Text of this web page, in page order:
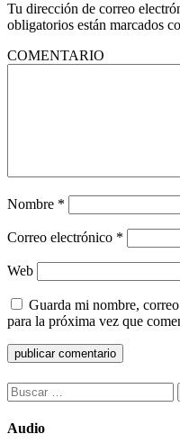
Tu dirección de correo
obligatorios están marcados
COMENTARIO
Nombre *
Correo electrónico *
Web
Guarda mi nombre,
para la próxima vez que
Buscar:
Audio